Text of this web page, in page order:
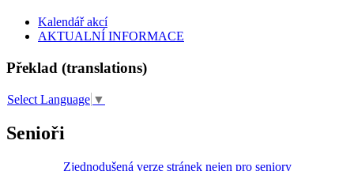
Kalendář akcí
AKTUALNÍ INFORMACE
Překlad (translations)
Select Language ▼
Senioři
Zjednodušená verze stránek nejen pro seniory